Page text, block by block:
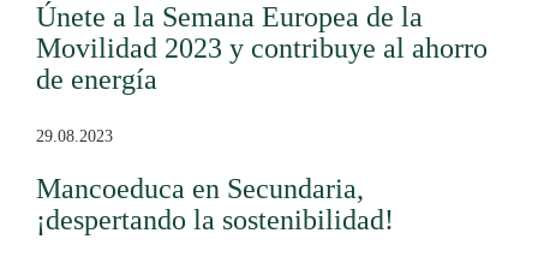
Únete a la Semana Europea de la
Movilidad 2023 y contribuye al ahorro
de energía
29.08.2023
Mancoeduca en Secundaria,
¡despertando la sostenibilidad!